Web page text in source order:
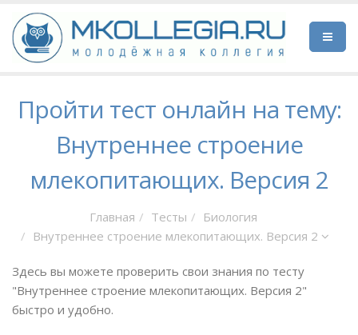
Пройти тест онлайн на тему:
Внутреннее строение
млекопитающих. Версия 2
Главная Тесты
Биология
Внутреннее строение млекопитающих. Версия 2
Здесь вы можете проверить свои знания по тесту
"Внутреннее строение млекопитающих. Версия 2"
быстро и удобно.